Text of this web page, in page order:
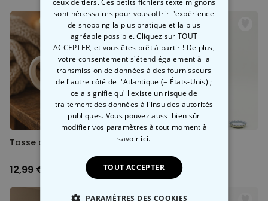
Tasse chat porte-biscuit
12,99 €
Décapsuleur guitare
11,99 €
ceux de tiers. Ces petits fichiers texte mignons
sont nécessaires pour vous offrir l'expérience
de shopping la plus pratique et la plus
agréable possible. Cliquez sur TOUT
ACCEPTER, et vous êtes prêt à partir ! De plus,
votre consentement s'étend également à la
transmission de données à des fournisseurs
de l'autre côté de l'Atlantique (= États-Unis) ;
cela signifie qu'il existe un risque de
traitement des données à l'insu des autorités
publiques. Vous pouvez aussi bien sûr
modifier vos paramètres à tout moment à
savoir ici.
TOUT ACCEPTER
PARAMÈTRES DES COOKIES